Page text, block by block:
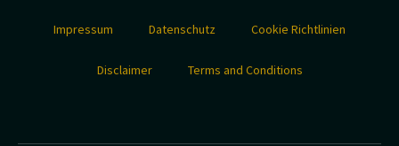
Impressum Datenschutz Cookie Richtlinien
Disclaimer Terms and Conditions